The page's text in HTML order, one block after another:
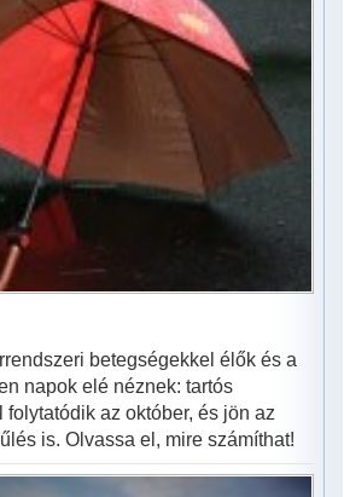
betegségekkel élők és a
napok elé néznek: tartós
folytatódik az október, és jön az
is. Olvassa el, mire számíthat!